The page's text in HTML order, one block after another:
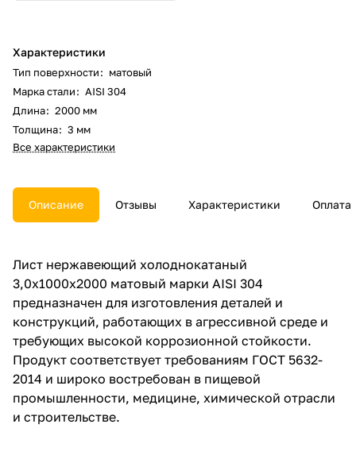
Характеристики
Тип поверхности: матовый
Марка стали: AISI 304
Длина: 2000 мм
Толщина: 3 мм
Все характеристики
Описание Отзывы Характеристики Оплата
Лист нержавеющий холоднокатаный
3,0х1000х2000 матовый марки AISI 304
предназначен для изготовления деталей и
конструкций, работающих в агрессивной среде и
требующих высокой коррозионной стойкости.
Продукт соответствует требованиям ГОСТ 5632-
2014 и широко востребован в пищевой
промышленности, медицине, химической отрасли
и строительстве.